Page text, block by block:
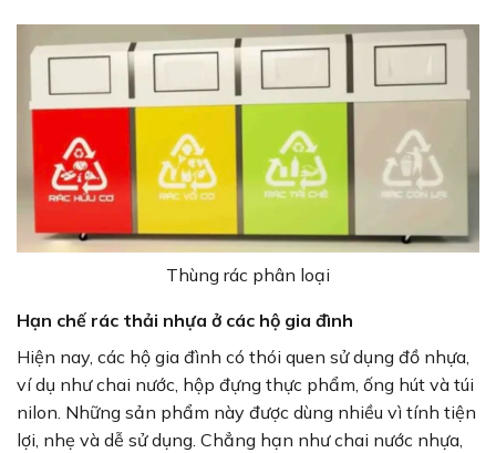
Thùng rác phân loại
Hạn chế rác thải nhựa ở các hộ gia đình
Hiện nay, các hộ gia đình có thói quen sử dụng đồ nhựa,
ví dụ như chai nước, hộp đựng thực phẩm, ống hút và túi
nilon. Những sản phẩm này được dùng nhiều vì tính tiện
lợi, nhẹ và dễ sử dụng. Chẳng hạn như chai nước nhựa,